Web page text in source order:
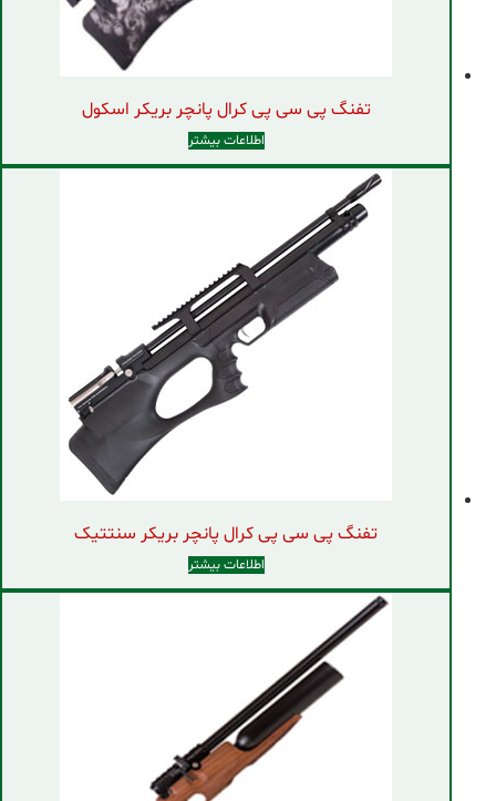
تفنگ پی سی پی کرال پانچر بریکر اسکول
اطلاعات بیشتر
تفنگ پی سی پی کرال پانچر بریکر سنتتیک
اطلاعات بیشتر